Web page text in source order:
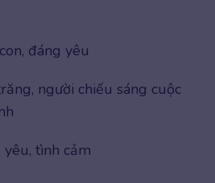
đáng yêu
người chiếu sáng cuộc
tình cảm